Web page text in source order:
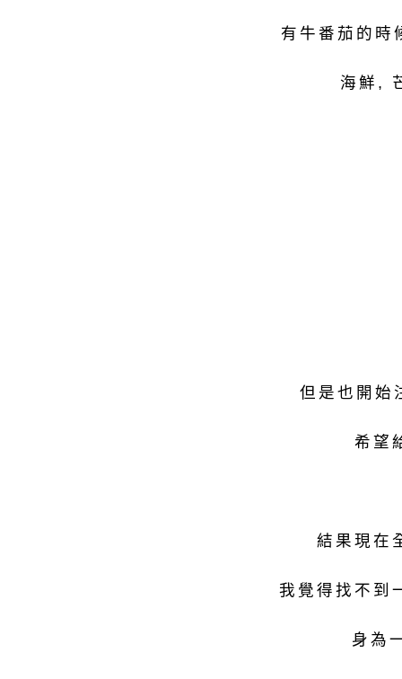
有牛番茄的時
海鮮,
但是也開始
希望
結果現在
我覺得找不到
身為